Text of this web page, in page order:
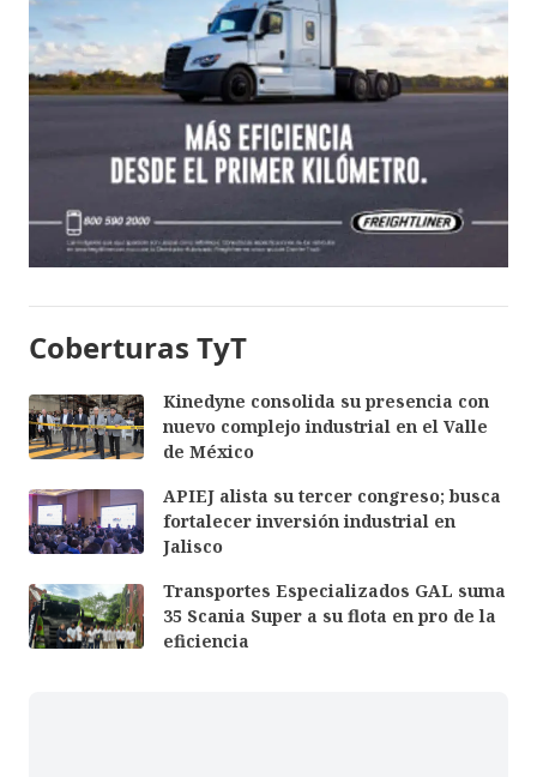
Coberturas TyT
Kinedyne consolida su presencia con
nuevo complejo industrial en el Valle
de México
APIEJ alista su tercer congreso; busca
fortalecer inversión industrial en
Jalisco
Transportes Especializados GAL suma
35 Scania Super a su flota en pro de la
eficiencia